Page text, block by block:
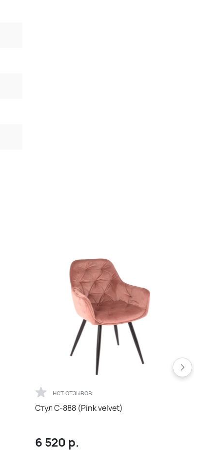
нет отзывов
Стул С-888 (Pink velvet)
6 520 р.